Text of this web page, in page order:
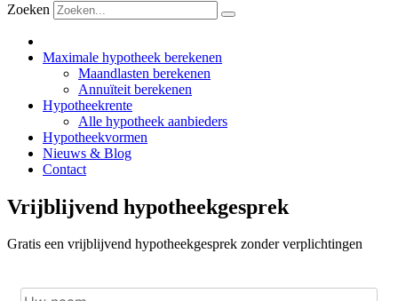
Zoeken
Maximale hypotheek berekenen
Maandlasten berekenen
Annuïteit berekenen
Hypotheekrente
Alle hypotheek aanbieders
Hypotheekvormen
Nieuws & Blog
Contact
Vrijblijvend hypotheekgesprek
Gratis een vrijblijvend hypotheekgesprek zonder verplichtingen